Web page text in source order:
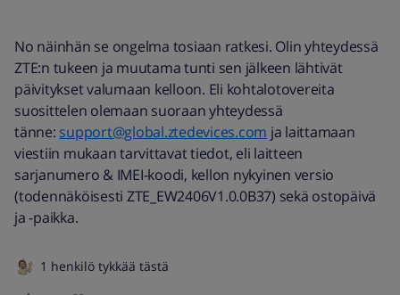
No näinhän se ongelma tosiaan ratkesi. Olin yhteydessä
ZTE:n tukeen ja muutama tunti sen jälkeen lähtivät
päivitykset valumaan kelloon. Eli kohtalotovereita
suosittelen olemaan suoraan yhteydessä
tänne: support@global.ztedevices.com ja laittamaan
viestiin mukaan tarvittavat tiedot, eli laitteen
sarjanumero & IMEI-koodi, kellon nykyinen versio
(todennäköisesti ZTE_EW2406V1.0.0B37) sekä ostopäivä
ja -paikka.
1 henkilö tykkää tästä